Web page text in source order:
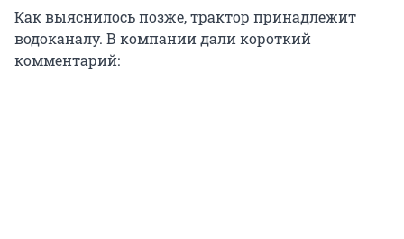
Как выяснилось позже, трактор принадлежит
водоканалу. В компании дали короткий
комментарий: